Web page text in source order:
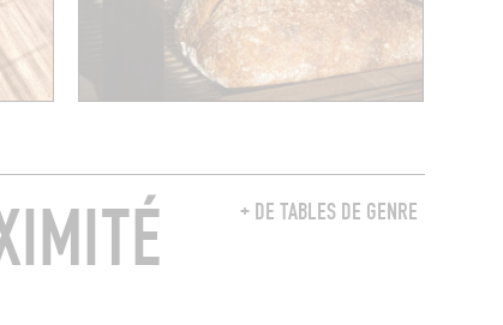
+ DE TABLES DE GENRE